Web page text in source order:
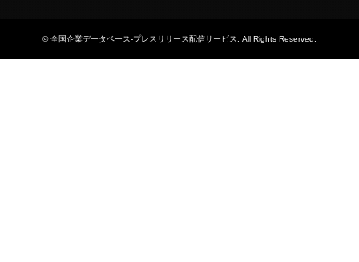
©全国企業データベース-プレスリリース配信サービス . All Rights Reserved.